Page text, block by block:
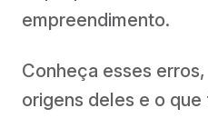
empreendimento.
Conheça esses
origens deles e o